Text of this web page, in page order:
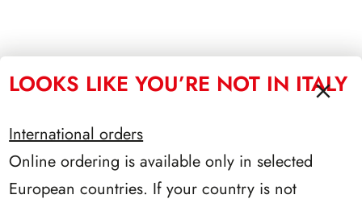
LOOKS LIKE YOU’RE NOT IN ITALY
International orders
Online ordering is available only in selected
European countries. If your country is not